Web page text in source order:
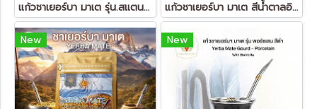
แก้วชาเยอร์บา มาเต รุ่น.สแตนดาร์ด แก้วชาเยอร์บา มาเต สีน้ำตาลอิฐ (Yerba Mate Gourd)
New New